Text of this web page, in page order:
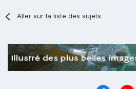
Aller sur la liste des sujets